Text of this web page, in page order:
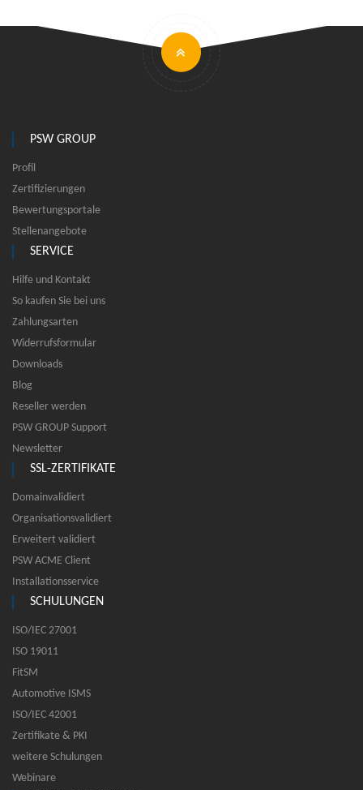
PSW GROUP
Profil
Zertifizierungen
Bewertungsportale
Stellenangebote
SERVICE
Hilfe und Kontakt
So kaufen Sie bei uns
Zahlungsarten
Widerrufsformular
Downloads
Blog
Reseller werden
PSW GROUP Support
Newsletter
SSL-ZERTIFIKATE
Domainvalidiert
Organisationsvalidiert
Erweitert validiert
PSW ACME Client
Installationsservice
SCHULUNGEN
ISO/IEC 27001
ISO 19011
FitSM
Automotive ISMS
ISO/IEC 42001
Zertifikate & PKI
weitere Schulungen
Webinare